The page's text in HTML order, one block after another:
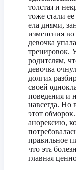
толстая и
тоже стали
ела днями,
изменения
девочка
тренировок.
родителям,
девочка
долгих
своей
поведения и
навсегда. Но
этот
анорексию,
правильное
что эта
главная